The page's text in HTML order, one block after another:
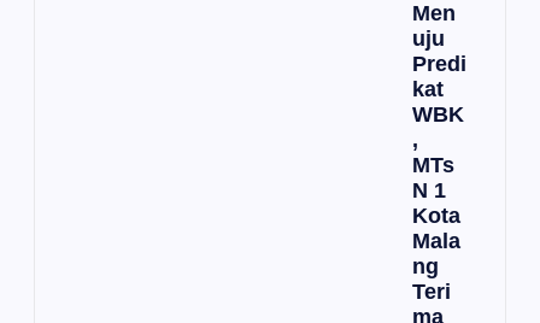
Men
uju
Predi
kat
WBK
,
MTs
N 1
Kota
Mala
ng
Teri
ma